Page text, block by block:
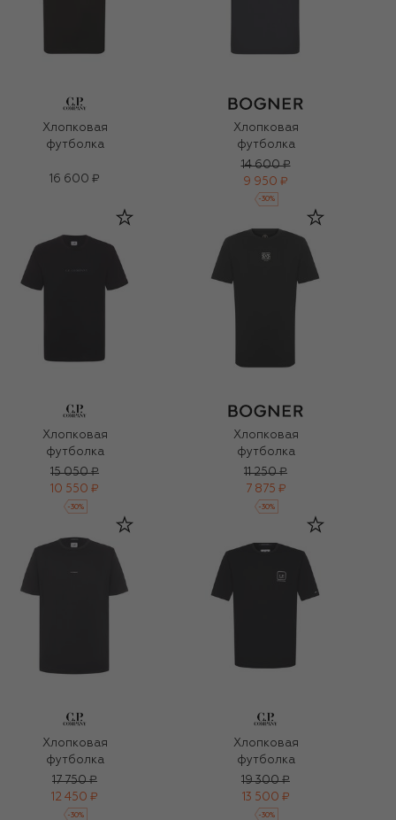
Хлопковая
футболка
16 600 ₽
Хлопковая
футболка
14 600 ₽
9 950 ₽
-30%
Хлопковая
футболка
15 050 ₽
10 550 ₽
-30%
Хлопковая
футболка
11 250 ₽
7 875 ₽
-30%
Хлопковая
футболка
17 750 ₽
12 450 ₽
-30%
Хлопковая
футболка
19 300 ₽
13 500 ₽
-30%